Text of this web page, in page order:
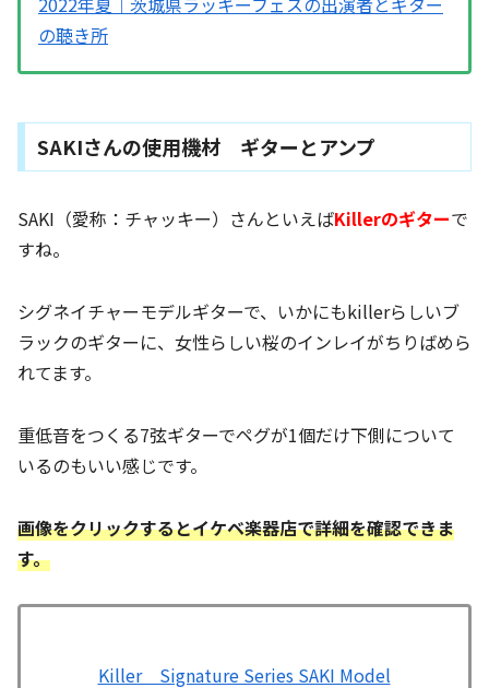
の聴き所
SAKIさんの使用機材 ギターとアンプ
SAKI（愛称：チャッキー）さんといえばKillerのギターで
すね。
シグネイチャーモデルギターで、いかにもkillerらしいブ
ラックのギターに、女性らしい桜のインレイがちりばめら
れてます。
重低音をつくる7弦ギターでペグが1個だけ下側について
いるのもいい感じです。
画像をクリックするとイケベ楽器店で詳細を確認できま
す。
Killer Signature Series SAKI Model